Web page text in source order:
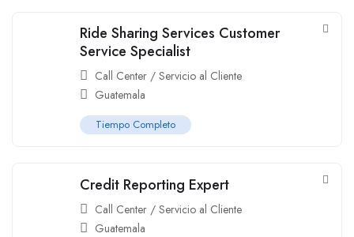
Ride Sharing Services Customer
Service Specialist
Call Center / Servicio al Cliente
Guatemala
Tiempo Completo
Credit Reporting Expert
Call Center / Servicio al Cliente
Guatemala